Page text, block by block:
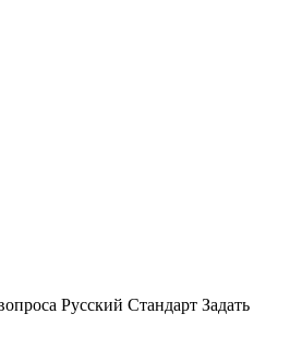
Русский Стандарт Задать